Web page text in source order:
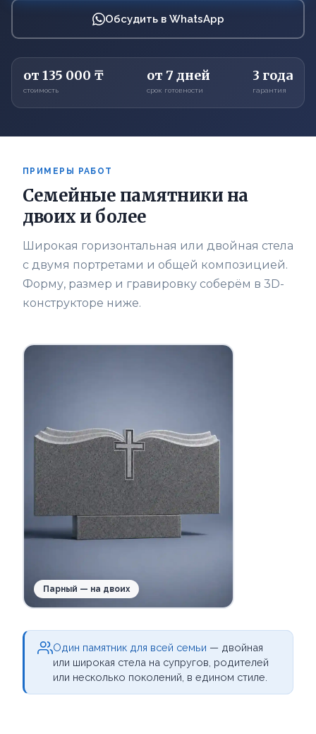
Обсудить в WhatsApp
от 135 000 ₸
стоимость
от 7 дней
срок готовности
3 года
гарантия
ПРИМЕРЫ РАБОТ
Семейные памятники на
двоих и более
Широкая горизонтальная или двойная стела
с двумя портретами и общей композицией.
Форму, размер и гравировку соберём в 3D-
конструкторе ниже.
Парный — на двоих
Один памятник для всей семьи — двойная
или широкая стела на супругов, родителей
или несколько поколений, в едином стиле.